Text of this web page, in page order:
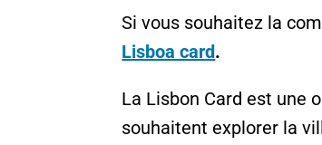
Si vous souhaitez la
Lisboa card.
La Lisbon Card est une
souhaitent explorer la